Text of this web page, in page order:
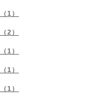
1）
2）
1）
1）
1）